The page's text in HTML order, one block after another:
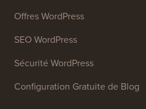
Offres WordPress
SEO WordPress
Sécurité WordPress
Configuration Gratuite de Blog